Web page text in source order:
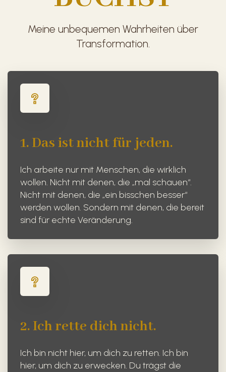
Meine unbequemen Wahrheiten über
Transformation.
1.Das ist nicht für jeden.
Ich arbeite nur mit Menschen, die wirklich
wollen. Nicht mit denen, die „mal schauen“.
Nicht mit denen, die „ein bisschen besser“
werden wollen. Sondern mit denen, die bereit
sind für echte Veränderung.
2.Ich rette dich nicht.
Ich bin nicht hier, um dich zu retten. Ich bin
hier, um dich zu erwecken. Du trägst die